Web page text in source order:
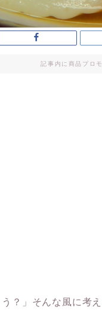
記事内に商品プロ
う？」そんな風に考